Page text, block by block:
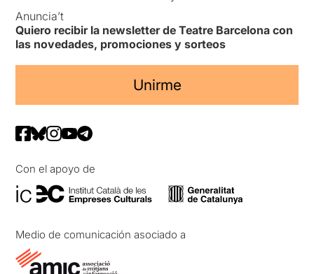
Anuncia’t
Quiero recibir la newsletter de Teatre Barcelona con
las novedades, promociones y sorteos
Unirme
Con el apoyo de
Medio de comunicación asociado a